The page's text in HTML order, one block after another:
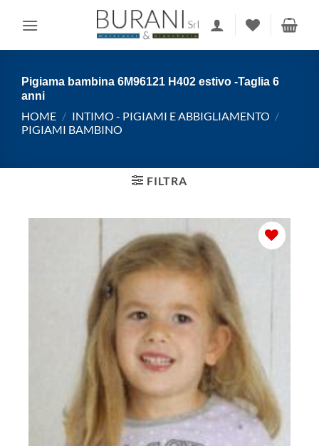
Pigiama bambina 6M96121 H402 estivo -Taglia 6
anni
HOME / INTIMO - PIGIAMI E ABBIGLIAMENTO /
PIGIAMI BAMBINO
FILTRA